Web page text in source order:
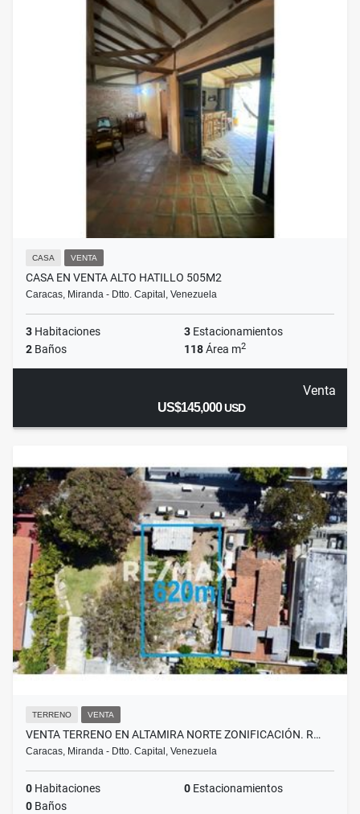
CASA VENTA
CASA EN VENTA ALTO HATILLO 505M2
Caracas, Miranda - Dtto. Capital, Venezuela
3 Habitaciones 3 Estacionamientos
2 Baños 118Área m2
Venta
US$145,000USD
TERRENO VENTA
VENTA TERRENO EN ALTAMIRA NORTE ZONIFICACIÓN. R…
Caracas, Miranda - Dtto. Capital, Venezuela
0 Habitaciones 0 Estacionamientos
0 Baños